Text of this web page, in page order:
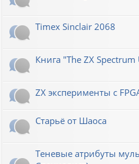
Timex Sinclair 2068
Книга "The ZX
ZX эксперименты с
Старьё от Шаоса
Теневые атрибуты